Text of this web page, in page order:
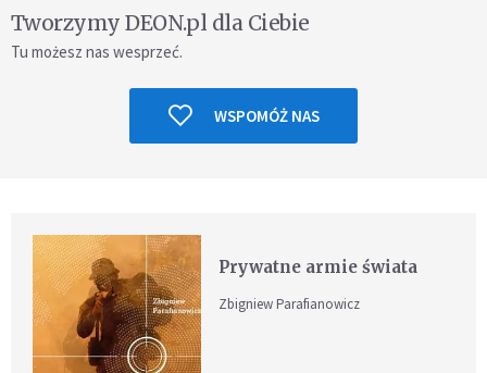
Tworzymy DEON.pl dla Ciebie
Tu możesz nas wesprzeć.
WSPOMÓŻ NAS
Prywatne armie świata
Zbigniew Parafianowicz